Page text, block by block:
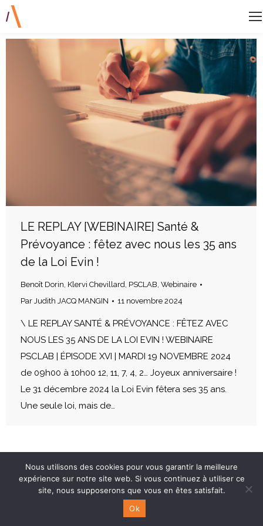
LE REPLAY [WEBINAIRE] Santé &
Prévoyance : fêtez avec nous les 35 ans
de la Loi Evin !
Benoît Dorin Klervi Chevillard PSCLAB Webinaire
Par Judith JACQ MANGIN 11 novembre 2024
\ LE REPLAY SANTÉ & PRÉVOYANCE : FÊTEZ AVEC
NOUS LES 35 ANS DE LA LOI EVIN ! WEBINAIRE
PSCLAB | ÉPISODE XVI | MARDI 19 NOVEMBRE 2024
de 09h00 à 10h00 12, 11, 7, 4, 2… Joyeux anniversaire !
Le 31 décembre 2024 la Loi Evin fêtera ses 35 ans.
Une seule loi, mais de…
Nous utilisons des cookies pour vous garantir la meilleure
expérience sur notre site web. Si vous continuez à utiliser ce
site, nous supposerons que vous en êtes satisfait.
Ok